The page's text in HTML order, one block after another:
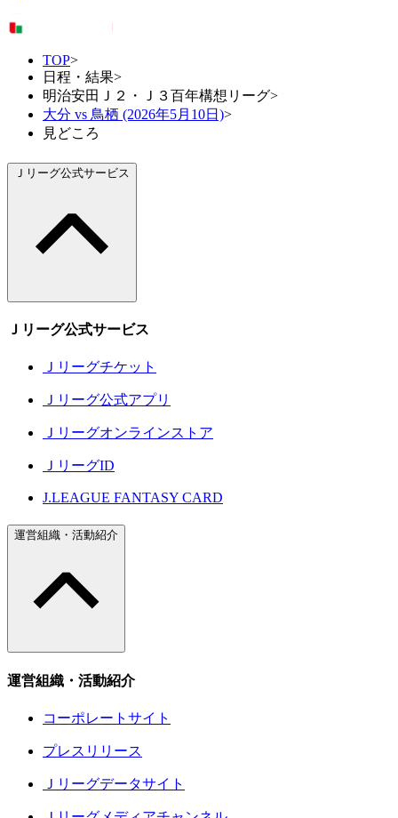
TOP>
日程・結果>
明治安田Ｊ２・Ｊ３百年構想リーグ>
大分 vs 鳥栖 (2026年5月10日)>
見どころ
Ｊリーグ公式サービス
Ｊリーグ公式サービス
Ｊリーグチケット
Ｊリーグ公式アプリ
Ｊリーグオンラインストア
ＪリーグID
J.LEAGUE FANTASY CARD
運営組織・活動紹介
運営組織・活動紹介
コーポレートサイト
プレスリリース
Ｊリーグデータサイト